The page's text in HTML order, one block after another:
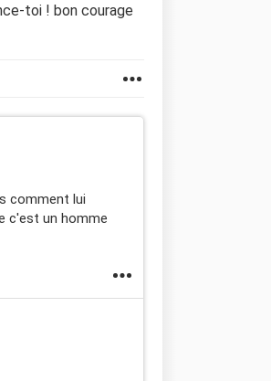
toi ! bon courage
comment lui
c'est un homme